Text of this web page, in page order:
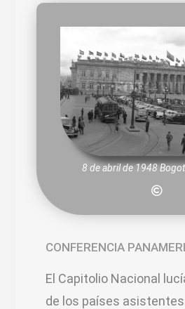
8 de abril de 1948
CONFERENCIA
El Capitolio Nacional
de los países